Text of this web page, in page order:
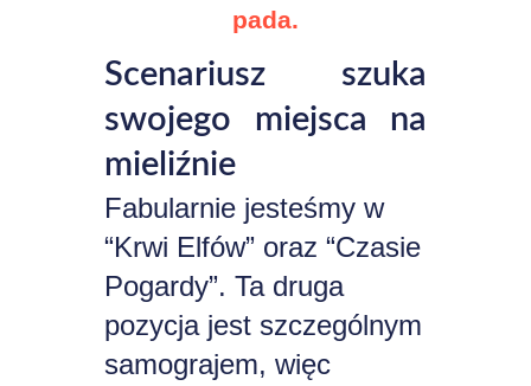
pada.
Scenariusz szuka
swojego miejsca na
mieliźnie
Fabularnie jesteśmy w
“Krwi Elfów” oraz “Czasie
Pogardy”. Ta druga
pozycja jest szczególnym
samograjem, więc